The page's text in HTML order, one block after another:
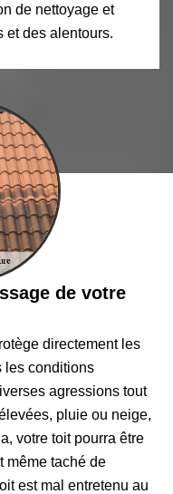
de nettoyage et
et des alentours.
de votre
directement les
les conditions
agressions tout
pluie ou neige,
votre toit pourra être
même taché de
est mal entretenu au